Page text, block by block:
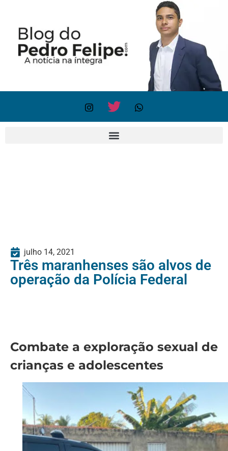
julho 14, 2021
Três maranhenses são alvos de
operação da Polícia Federal
Combate a exploração sexual de
crianças e adolescentes